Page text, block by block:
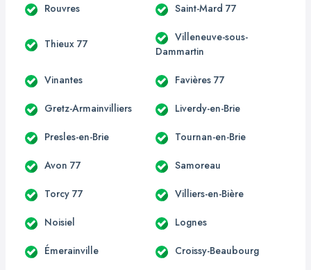
Rouvres Saint-Mard 77
Thieux 77
Villeneuve-sous-
Dammartin
Vinantes Favières 77
Gretz-Armainvilliers Liverdy-en-Brie
Presles-en-Brie Tournan-en-Brie
Avon 77 Samoreau
Torcy 77 Villiers-en-Bière
Noisiel Lognes
Émerainville Croissy-Beaubourg